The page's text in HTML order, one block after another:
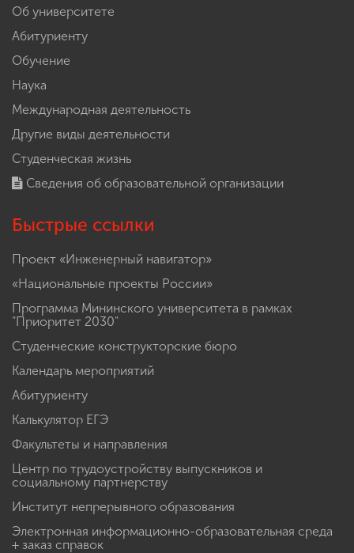
Об университете
Абитуриенту
Обучение
Наука
Международная деятельность
Другие виды деятельности
Студенческая жизнь
Сведения об образовательной организации
Быстрые ссылки
Проект «Инженерный навигатор»
«Национальные проекты России»
Программа Мининского университета в рамках
"Приоритет 2030"
Студенческие конструкторские бюро
Календарь мероприятий
Абитуриенту
Калькулятор ЕГЭ
Факультеты и направления
Центр по трудоустройству выпускников и
социальному партнерству
Институт непрерывного образования
Электронная информационно-образовательная среда
+ заказ справок